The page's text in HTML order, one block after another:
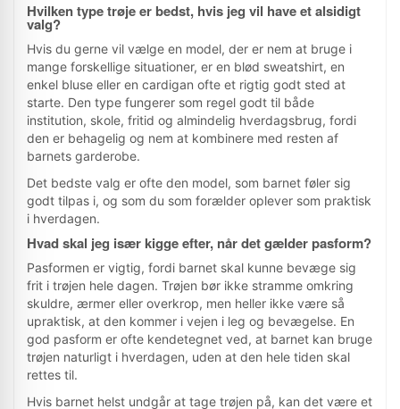
Data & priser
Priser, lagerstatus og produktdata opdateres
automatisk. Webshoppens aktuelle pris er altid den
gældende.
Rankering
Sortering bygger på relevans, pris, data, kategori,
Affiliate
Vi kan modtage kommission, hvis du klikker videre
og køber. Det ændrer ikke prisen for dig.
Metode
Læs hvordan vi arbejder med produktfeeds,
prisdata, guides og redaktionelle vurderinger.
Hvilken type trøje er bedst, hvis jeg vil have et alsidigt
valg?
Hvis du gerne vil vælge en model, der er nem at bruge i
mange forskellige situationer, er en blød sweatshirt, en
enkel bluse eller en cardigan ofte et rigtig godt sted at
starte. Den type fungerer som regel godt til både
institution, skole, fritid og almindelig hverdagsbrug, fordi
den er behagelig og nem at kombinere med resten af
barnets garderobe.
Det bedste valg er ofte den model, som barnet føler sig
godt tilpas i, og som du som forælder oplever som praktisk
i hverdagen.
Hvad skal jeg især kigge efter, når det gælder pasform?
Pasformen er vigtig, fordi barnet skal kunne bevæge sig
frit i trøjen hele dagen. Trøjen bør ikke stramme omkring
skuldre, ærmer eller overkrop, men heller ikke være så
upraktisk, at den kommer i vejen i leg og bevægelse. En
god pasform er ofte kendetegnet ved, at barnet kan bruge
trøjen naturligt i hverdagen, uden at den hele tiden skal
rettes til.
Hvis barnet helst undgår at tage trøjen på, kan det være et